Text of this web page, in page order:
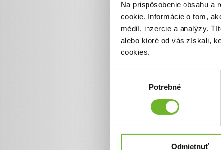
Na prispôsobenie obsahu a
cookie. Informácie o tom,
médií, inzercie a analýzy.
alebo ktoré od vás získali,
cookies.
Potrebné
Odmietnuť
Ďakujeme
Obrovské ďakujeme
pre jej ďalší vývoj
Každé euro, každé
Ďakujeme, že stojíte